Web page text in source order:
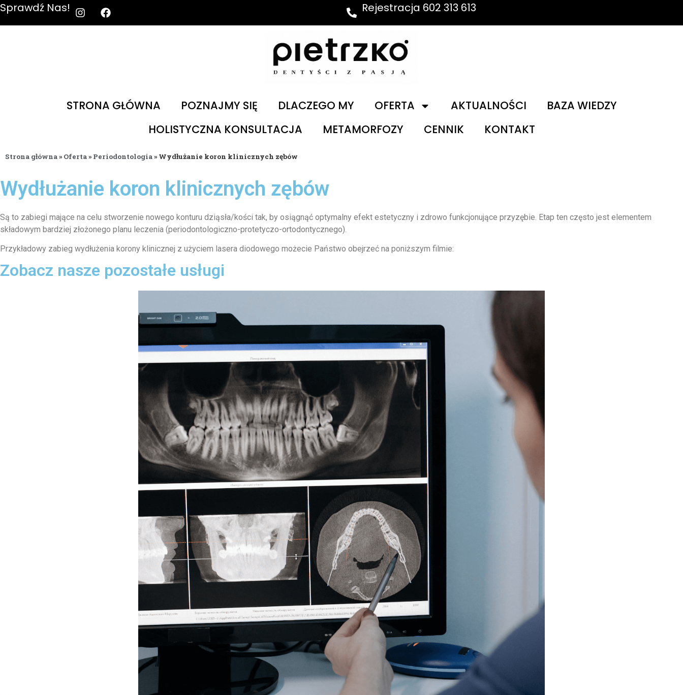
Sprawdź Nas! Rejestracja 602 313 613
STRONA GŁÓWNA POZNAJMY SIĘ DLACZEGO MY OFERTA AKTUALNOŚCI
BAZA WIEDZY
HOLISTYCZNA KONSULTACJA
METAMORFOZY CENNIK KONTAKT
Strona główna» Oferta» Periodontologia» Wydłużanie koron klinicznych zębów
Wydłużanie koron klinicznych zębów
Są to zabiegi mające na celu stworzenie nowego konturu dziąsła/kości tak, by osiągnąć optymalny efekt estetyczny i zdrowo funkcjonujące przyzębie. Etap ten często jest elementem
składowym bardziej złożonego planu leczenia (periodontologiczno-protetyczo-ortodontycznego).
Przykładowy zabieg wydłużenia korony klinicznej z użyciem lasera diodowego możecie Państwo obejrzeć na poniższym filmie:
Zobacz nasze pozostałe usługi